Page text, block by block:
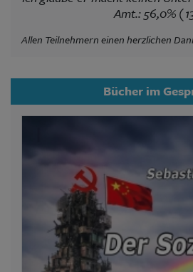
Amt.: 56,0%
Allen Teilnehmern einen herzlichen
Bücher im